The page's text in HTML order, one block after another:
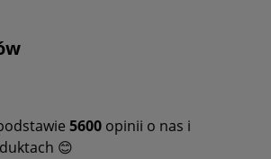
5600 opinii o nas i
😊